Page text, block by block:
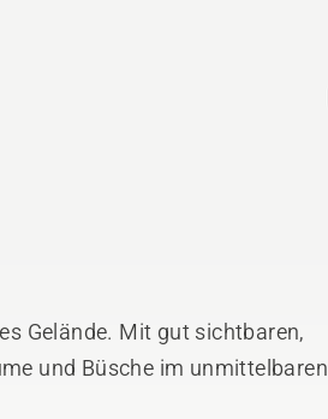
Gelände. Mit gut sichtbaren,
und Büsche im unmittelbaren